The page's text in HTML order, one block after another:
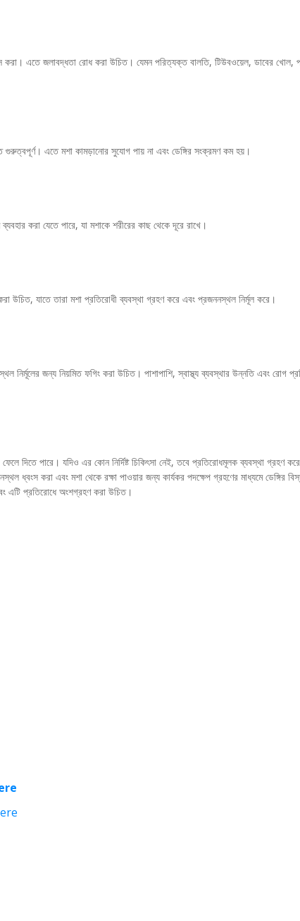
এতে জলাবদ্ধতা রোধ করা উচিত। যেমন পরিত্যক্ত বালতি, টিউবওয়েল, ডাবের খোল,
গুরুত্বপূর্ণ। এতে মশা কামড়ানোর সুযোগ পায় না এবং ডেঙ্গির সংক্রমণ কম হয়।
করা যেতে পারে, যা মশাকে শরীরের কাছ থেকে দূরে রাখে।
করা উচিত, যাতে তারা মশা প্রতিরোধী ব্যবস্থা গ্রহণ করে এবং প্রজননস্থল নির্মূল করে।
নির্মূলের জন্য নিয়মিত ফগিং করা উচিত। পাশাপাশি, স্বাস্থ্য ব্যবস্থার উন্নতি এবং রোগ
ফেলে দিতে পারে। যদিও এর কোন নির্দিষ্ট চিকিৎসা নেই, তবে প্রতিরোধমূলক ব্যবস্থা গ্রহণ
ধ্বংস করা এবং মশা থেকে রক্ষা পাওয়ার জন্য কার্যকর পদক্ষেপ গ্রহণের মাধ্যমে ডেঙ্গির
এটি প্রতিরোধে অংশগ্রহণ করা উচিত।